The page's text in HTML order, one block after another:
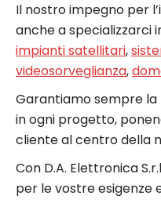
Il nostro impegno per
anche a specializzarci
impianti satellitari,
videosorveglianza,
Garantiamo sempre la
in ogni progetto,
cliente al centro della
Con D.A. Elettronica
per le vostre esigenze